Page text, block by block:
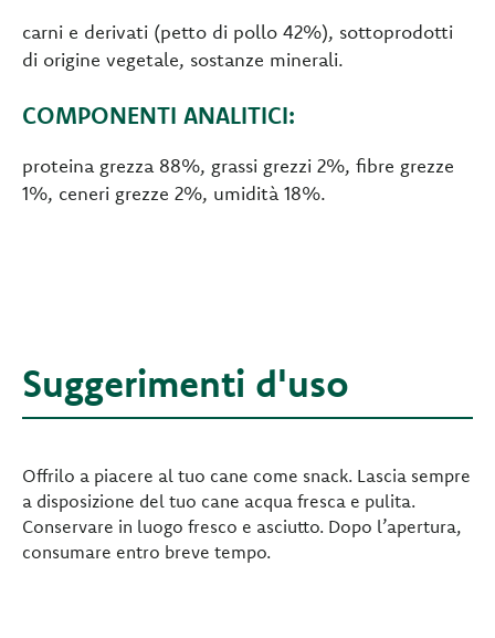
carni e derivati (petto di pollo 42%), sottoprodotti
di origine vegetale, sostanze minerali.
COMPONENTI ANALITICI:
proteina grezza 88%, grassi grezzi 2%, fibre grezze
1%, ceneri grezze 2%, umidità 18%.
Suggerimenti d'uso
Offrilo a piacere al tuo cane come snack. Lascia sempre
a disposizione del tuo cane acqua fresca e pulita.
Conservare in luogo fresco e asciutto. Dopo l’apertura,
consumare entro breve tempo.